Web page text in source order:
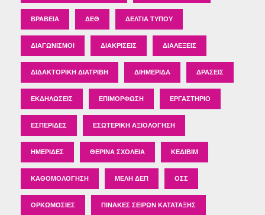
ΒΡΑΒΕΊΑ ΔΕΘ ΔΕΛΤΊΑ ΤΎΠΟΥ
ΔΙΑΓΩΝΙΣΜΟΊ ΔΙΑΚΡΊΣΕΙΣ ΔΙΑΛΈΞΕΙΣ
ΔΙΔΑΚΤΟΡΙΚΉ ΔΙΑΤΡΙΒΉ ΔΙΗΜΕΡΊΔΑ ΔΡΆΣΕΙΣ
ΕΚΔΗΛΏΣΕΙΣ ΕΠΙΜΌΡΦΩΣΗ ΕΡΓΑΣΤΉΡΙΟ
ΕΣΠΕΡΊΔΕΣ ΕΣΩΤΕΡΙΚΉ ΑΞΙΟΛΌΓΗΣΗ
ΗΜΕΡΊΔΕΣ ΘΕΡΙΝΆ ΣΧΟΛΕΊΑ ΚΕΔΙΒΙΜ
ΚΑΘΟΜΟΛΌΓΗΣΗ ΜΈΛΗ ΔΕΠ ΟΣΣ
ΟΡΚΩΜΟΣΊΕΣ ΠΊΝΑΚΕΣ ΣΕΙΡΏΝ ΚΑΤΆΤΑΞΗΣ